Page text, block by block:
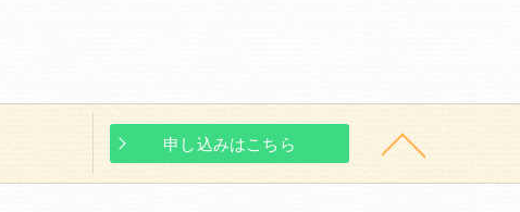
申し込みはこちら